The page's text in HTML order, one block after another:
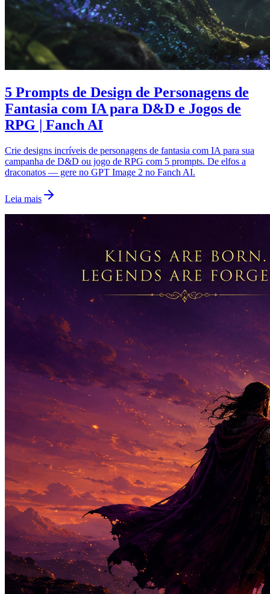
5 Prompts de Design de Personagens de
Fantasia com IA para D&D e Jogos de
RPG | Fanch AI
Crie designs incríveis de personagens de fantasia com IA para sua
campanha de D&D ou jogo de RPG com 5 prompts. De elfos a
draconatos — gere no GPT Image 2 no Fanch AI.
Leia mais